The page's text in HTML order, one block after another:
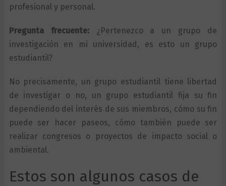
profesional y personal.
Pregunta frecuente:¿Pertenezco a un grupo de
investigación en mi universidad, es esto un grupo
estudiantil?
No precisamente, un grupo estudiantil tiene libertad
de investigar o no, un grupo estudiantil fija su fin
dependiendo del interés de sus miembros, cómo su fin
puede ser hacer paseos, cómo también puede ser
realizar congresos o proyectos de impacto social o
ambiental.
Estos son algunos casos de